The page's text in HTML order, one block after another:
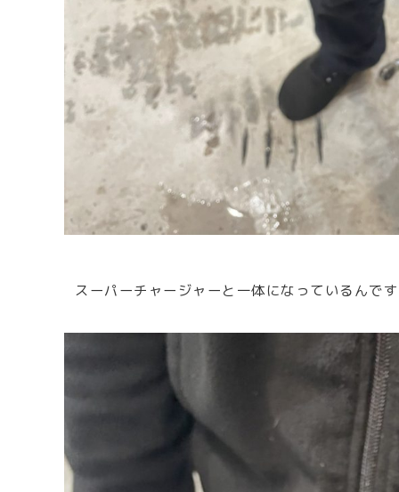
スーパーチャージャーと一体になっているんで